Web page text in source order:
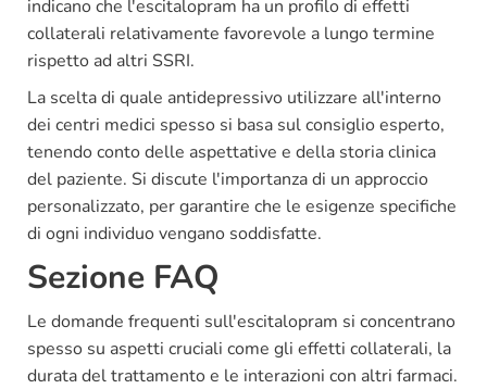
indicano che l'escitalopram ha un profilo di effetti
collaterali relativamente favorevole a lungo termine
rispetto ad altri SSRI.
La scelta di quale antidepressivo utilizzare all'interno
dei centri medici spesso si basa sul consiglio esperto,
tenendo conto delle aspettative e della storia clinica
del paziente. Si discute l'importanza di un approccio
personalizzato, per garantire che le esigenze specifiche
di ogni individuo vengano soddisfatte.
Sezione FAQ
Le domande frequenti sull'escitalopram si concentrano
spesso su aspetti cruciali come gli effetti collaterali, la
durata del trattamento e le interazioni con altri farmaci.